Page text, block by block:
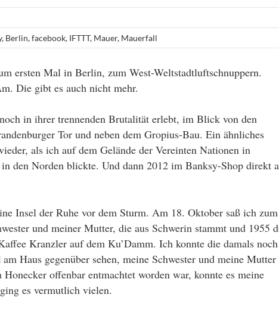
, Berlin,facebook, IFTTT, Mauer, Mauerfall
ersten Mal in Berlin, zum West-Weltstadtluftschnuppern.
Die gibt es auch nicht mehr.
in ihrer trennenden Brutalität erlebt, im Blick von den
Tor und neben dem Gropius-Bau. Ein ähnliches
als ich auf dem Gelände der Vereinten Nationen in
den Norden blickte. Und dann 2012 im Banksy-Shop direkt
Insel der Ruhe vor dem Sturm. Am 18. Oktober saß ich zum
und meiner Mutter, die aus Schwerin stammt und 1955
Kranzler auf dem Ku’Damm. Ich konnte die damals noch
Haus gegenüber sehen, meine Schwester und meine Mutter
offenbar entmachtet worden war, konnte es meine
es vermutlich vielen.